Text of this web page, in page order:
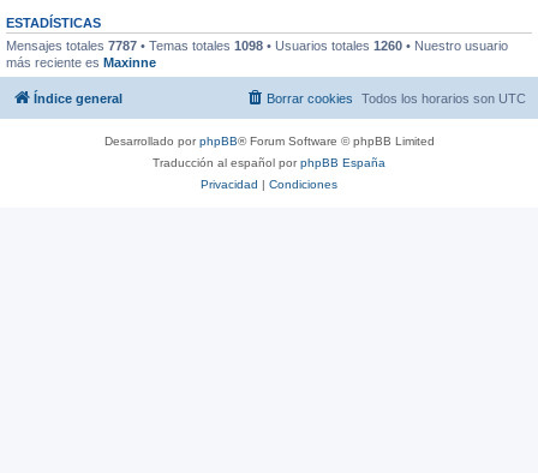
ESTADÍSTICAS
Mensajes totales 7787 • Temas totales 1098 • Usuarios totales 1260 • Nuestro usuario
más reciente es Maxinne
Índice general Todos los horarios son UTC
Borrar cookies
Desarrollado porphpBB® Forum Software © phpBB Limited
Traducción al español porphpBB España
Privacidad | Condiciones